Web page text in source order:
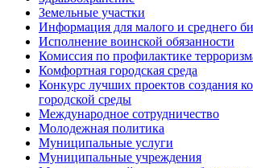
Земельные участки
Информация для малого и среднего
Исполнение воинской обязанности
Комиссия по профилактике
Комфортная городская среда
Конкурс лучших проектов создания
городской среды
Международное сотрудничество
Молодежная политика
Муниципальные услуги
Муниципальные учреждения